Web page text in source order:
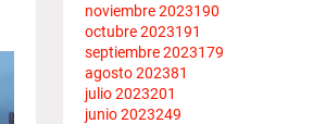
noviembre 2023190
octubre 2023191
septiembre 2023179
agosto 202381
julio 2023201
junio 2023249